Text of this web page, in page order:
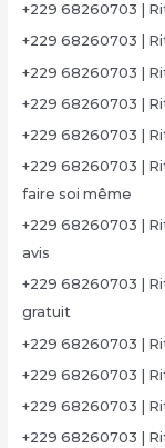
+229 68260703 |
+229 68260703 |
+229 68260703 |
+229 68260703 |
+229 68260703 |
+229 68260703 |
faire soi même
+229 68260703 |
avis
+229 68260703 |
gratuit
+229 68260703 |
+229 68260703 |
+229 68260703 |
+229 68260703 |